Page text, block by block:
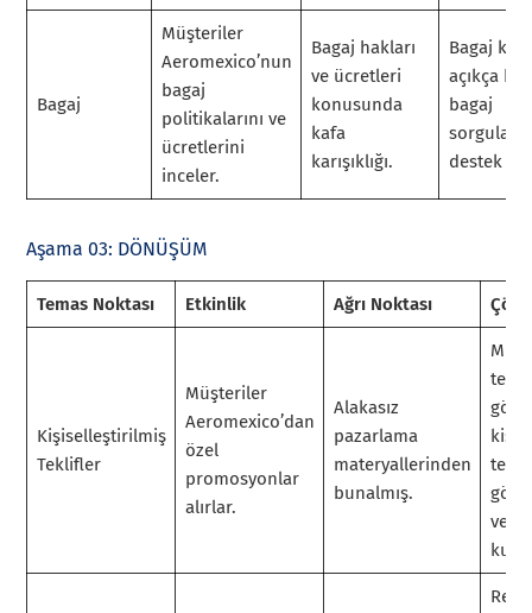
Bagaj
Müşteriler
Aeromexico’nun
bagaj
politikalarını ve
ücretlerini
inceler.
Bagaj hakları
ve ücretleri
konusunda
kafa
karışıklığı.
Bagaj
açıkça
bagaj
destek
Aşama 03: DÖNÜŞÜM
Temas Noktası Etkinlik Ağrı Noktası
Kişiselleştirilmiş
Teklifler
Müşteriler
Aeromexico’dan
özel
promosyonlar
alırlar.
Alakasız
pazarlama
materyallerinden
bunalmış.
göre
veri